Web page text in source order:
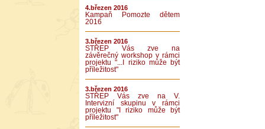
4.březen 2016
Kampaň Pomozte dětem
2016
3.březen 2016
STŘEP Vás zve na
závěrečný workshop v rámci
projektu "...I riziko může být
příležitost"
3.březen 2016
STŘEP Vás zve na V.
Intervizní skupinu v rámci
projektu "I riziko může být
příležitost"